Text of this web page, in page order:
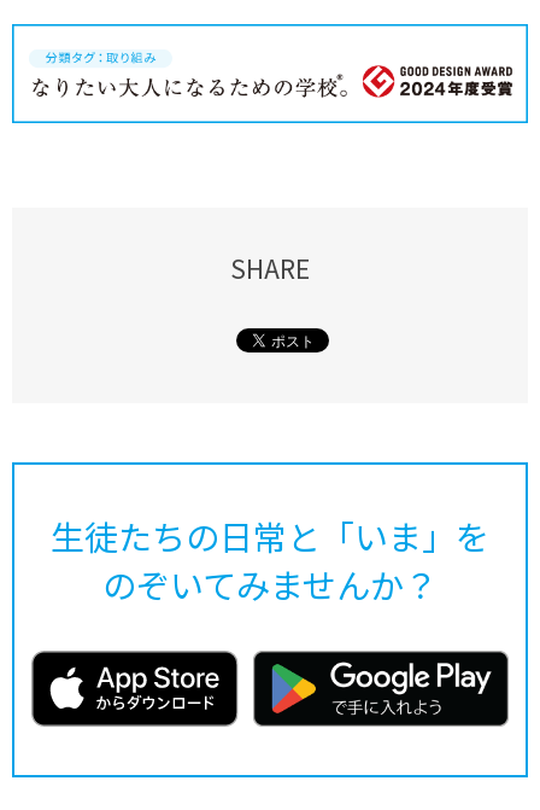
SHARE
生徒たちの日常と「いま」を
のぞいてみませんか？